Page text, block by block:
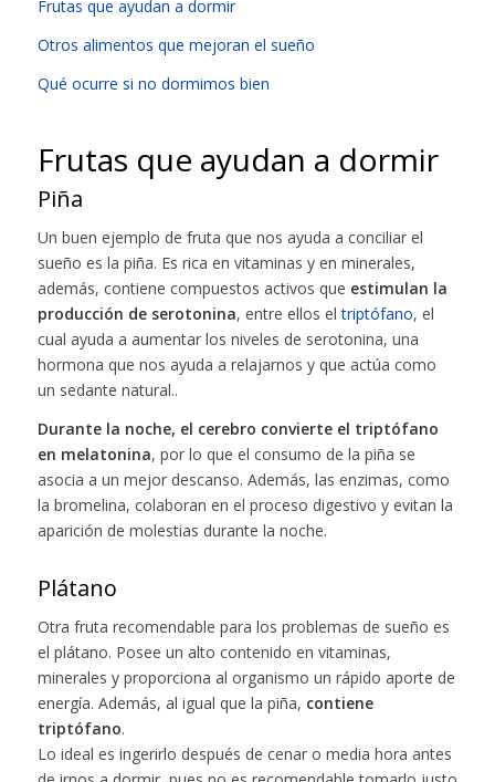
Frutas que ayudan a dormir
Otros alimentos que mejoran el sueño
Qué ocurre si no dormimos bien
Frutas que ayudan a dormir
Piña
Un buen ejemplo de fruta que nos ayuda a conciliar el
sueño es la piña. Es rica en vitaminas y en minerales,
además, contiene compuestos activos que estimulan la
producción de serotonina, entre ellos eltriptófano, el
cual ayuda a aumentar los niveles de serotonina, una
hormona que nos ayuda a relajarnos y que actúa como
un sedante natural..
Durante la noche, el cerebro convierte el triptófano
en melatonina, por lo que el consumo de la piña se
asocia a un mejor descanso. Además, las enzimas, como
la bromelina, colaboran en el proceso digestivo y evitan la
aparición de molestias durante la noche.
Plátano
Otra fruta recomendable para los problemas de sueño es
el plátano. Posee un alto contenido en vitaminas,
minerales y proporciona al organismo un rápido aporte de
energía. Además, al igual que la piña, contiene
triptófano.
Lo ideal es ingerirlo después de cenar o media hora antes